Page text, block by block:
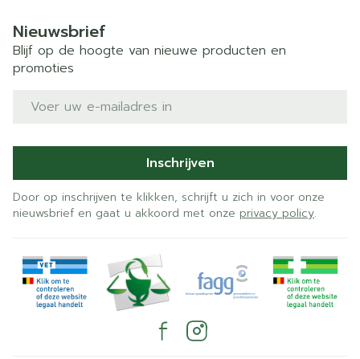
Nieuwsbrief
Blijf op de hoogte van nieuwe producten en
promoties
E-mail adres
Inschrijven
Door op inschrijven te klikken, schrijft u zich in voor onze
nieuwsbrief en gaat u akkoord met onze privacy policy.